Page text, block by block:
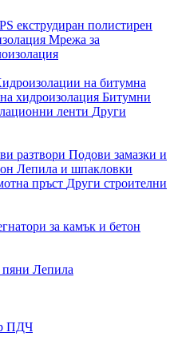
екструдиран полистирен
Мрежа за
на битумна
хидроизолация Битумни
ленти Други
разтвори Подови замазки и
Лепила и шпакловки
пръст Други строителни
за камък и бетон
Лепила
ПДЧ